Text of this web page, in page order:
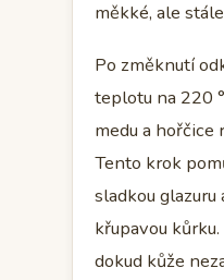
měkké, ale
Po změknutí
teplotu na 220
medu a hořčice
Tento krok
sladkou
křupavou
dokud kůže